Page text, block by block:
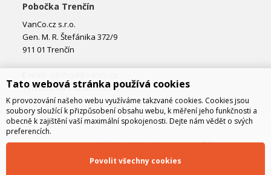
Pobočka Trenčín
VanCo.cz s.r.o.
Gen. M. R. Štefánika 372/9
911 01 Trenčín
Telefon: +421 32 877 74 02
Tato webová stránka používá cookies
K provozování našeho webu využíváme takzvané cookies. Cookies jsou
soubory sloužící k přizpůsobení obsahu webu, k měření jeho funkčnosti a
obecně k zajištění vaší maximální spokojenosti. Dejte nám vědět o svých
preferencích.
Povolit všechny cookies